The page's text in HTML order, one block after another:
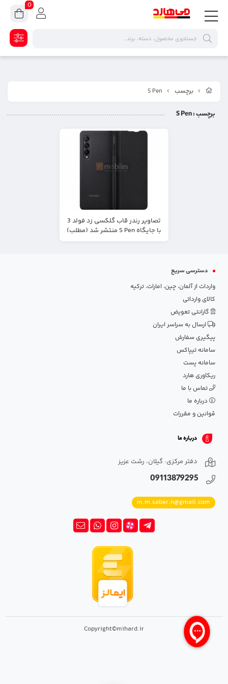
برچسب S Pen
برچسب: S Pen
تصاویر رندر قاب گلکسی زد فولد 3
با جایگاه S Pen منتشر شد (مطلب)
دسترسی سریع
واردات از آلمان، چین، امارات، ترکیه
کالای وارداتی
گارانتی تعویض
ارسال به سراسر ایران
پیگیری سفارش
سامانه تیپاکس
سامانه پست
ریکاوری هارد
تماس با ما
درباره ما
قوانین و مقررات
درباره ما
دفتر مرکزی: گیلان، رشت عزیز
09113879295
m.m.saber.n@gmail.com
Copyright©mihard.ir
0